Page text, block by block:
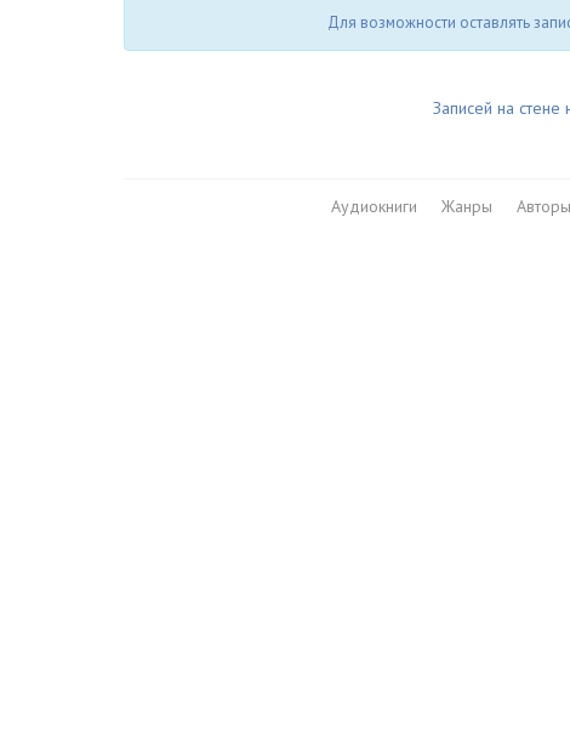
Для возможности оставлять
Записей на стене
Аудиокниги Жанры Авторы